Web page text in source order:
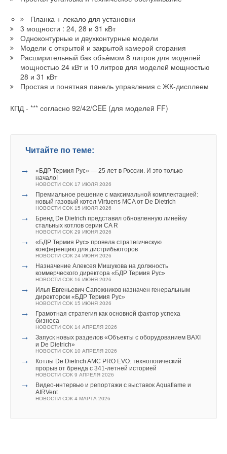
Планка + лекало для установки
3 мощности : 24, 28 и 31 кВт
Одноконтурные и двухконтурные модели
Модели с открытой и закрытой камерой сгорания
Расширительный бак объѐмом 8 литров для моделей
мощностью 24 кВт и 10 литров для моделей мощностью
28 и 31 кВт
Простая и понятная панель управления с ЖК-дисплеем
КПД - *** согласно 92/42/CEE (для моделей FF)
Читайте по теме:
→
«БДР Термия Рус» — 25 лет в России. И это только
начало!
НОВОСТИ СОК 17 ИЮЛЯ 2026
→
Премиальное решение с максимальной комплектацией:
новый газовый котел Virtuens MCA от De Dietrich
НОВОСТИ СОК 15 ИЮЛЯ 2026
→
Бренд De Dietrich представил обновленную линейку
стальных котлов серии CA R
НОВОСТИ СОК 29 ИЮНЯ 2026
→
«БДР Термия Рус» провела стратегическую
конференцию для дистрибьюторов
НОВОСТИ СОК 24 ИЮНЯ 2026
→
Назначение Алексея Мишукова на должность
коммерческого директора «БДР Термия Рус»
НОВОСТИ СОК 16 ИЮНЯ 2026
→
Илья Евгеньевич Сапожников назначен генеральным
директором «БДР Термия Рус»
НОВОСТИ СОК 15 ИЮНЯ 2026
→
Грамотная стратегия как основной фактор успеха
бизнеса
НОВОСТИ СОК 14 АПРЕЛЯ 2026
→
Запуск новых разделов «Объекты с оборудованием BAXI
и De Dietrich»
НОВОСТИ СОК 10 АПРЕЛЯ 2026
→
Котлы De Dietrich AMC PRO EVO: технологический
прорыв от бренда с 341-летней историей
НОВОСТИ СОК 9 АПРЕЛЯ 2026
→
Видео-интервью и репортажи с выставок Aquaflame и
AIRVent
НОВОСТИ СОК 4 МАРТА 2026
испытаний показали, что мощность всей установки,
способной обслуживать семью из 4-6 человек, составила 700
Вт.
Более подробнее о проекте Билла Гейтса можно прочитать в
нашей статье.
Читайте по теме:
→
Тепловые насосы в связке с солнечной генерацией и
→
США запретили использование иностранных
инверторов
НОВОСТИ СОК 31 ИЮЛЯ 2026
→
Уже через месяц в России можно будет устанавливать
солнечные панели в МКД
НОВОСТИ СОК 30 ИЮЛЯ 2026
→
ВИЭ обойдут уголь по выработке электроэнергии в
текущем году
НОВОСТИ СОК 27 ИЮЛЯ 2026
→
Stiebel Eltron отмечает 50 лет производства тепловых
насосов
НОВОСТИ СОК 24 ИЮЛЯ 2026
→
Китай опубликовал план развития сектора ВИЭ на
период 2026-2030 гг.
НОВОСТИ СОК 24 ИЮЛЯ 2026
→
В Дагестане ввели вторую очередь крупнейшей в России
ветроэлектростанции
НОВОСТИ СОК 23 ИЮЛЯ 2026
→
LONGi вновь установила мировой рекорд
эффективности тандемных солнечных элементов —
35,5%
НОВОСТИ СОК 22 ИЮЛЯ 2026
Германия подключила более 1 ГВт морской
ветроэнергетики за полгода
НОВОСТИ СОК 22 ИЮЛЯ 2026
год. Это огромные ресурсы».
Использование энергосервисного контракта является одной
из форм государственно-частного партнерства, в результате
которого привлекаются частные инвестиции, направленные
на осуществление задач по энергосбережению и
повышению энергетической эффективности использования
энергетических ресурсов. Взамен на инвестиции бизнес
получает поддержку государственных органов в реализации
Читайте по теме:
Danfoss построила жилую лабораторию с платиновой
сертификацией DGNB в Дании
НОВОСТИ СОК 5 АВГУСТА 2025
Danfoss открыл масштабный научно-исследовательский
центр в Китае
НОВОСТИ СОК 22 МАЯ 2023
Новый статус компании «Данфосс» в России
НОВОСТИ СОК 15 ИЮЛЯ 2022
Danfoss переводит региональные центры на единый
телефонный номер
НОВОСТИ СОК 21 ИЮНЯ 2022
Сообщение руководства компании «Данфосс» о работе
в России
НОВОСТИ СОК 4 АПРЕЛЯ 2022
Отчет компании Danfoss A/S за 2021 год
→ Обновления корзины на OpenDanfoss
НОВОСТИ СОК 3 ФЕВРАЛЯ 2022
→ Danfoss расширил возможности программы Hexact
НОВОСТИ СОК 2 ФЕВРАЛЯ 2022
Председатель совета директоров Danfoss Йорген Мадс
Клаусен удостоен Ордена Дружбы
НОВОСТИ СОК 27 ДЕКАБРЯ 2021
«Данфосс» расширяет производство в России
НОВОСТИ СОК 22 ДЕКАБРЯ 2021